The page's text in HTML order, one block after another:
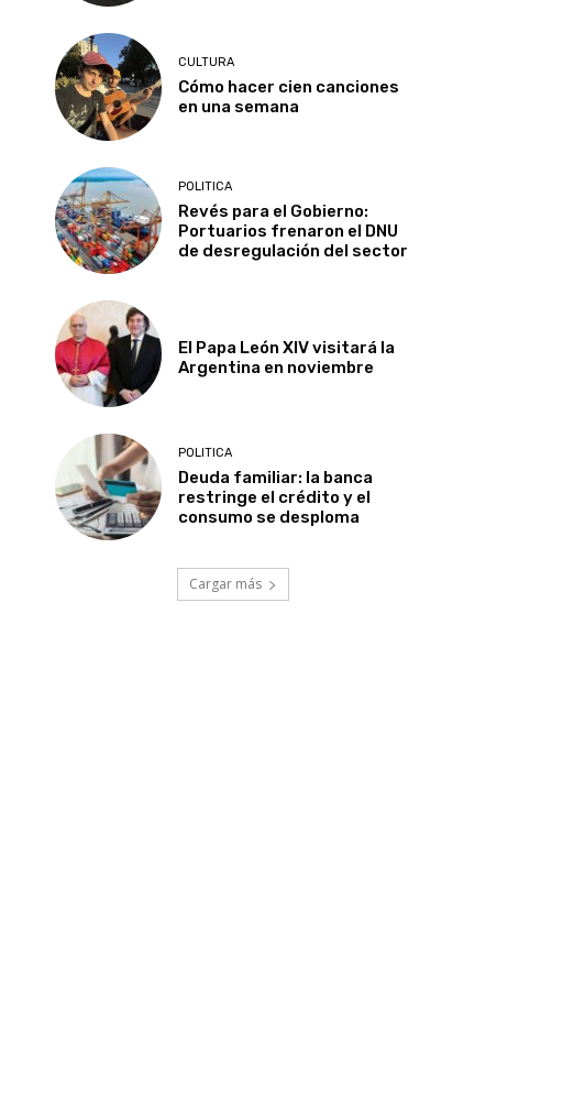
CULTURA
Cómo hacer cien canciones
en una semana
POLITICA
Revés para el Gobierno:
Portuarios frenaron el DNU
de desregulación del sector
El Papa León XIV visitará la
Argentina en noviembre
POLITICA
Deuda familiar: la banca
restringe el crédito y el
consumo se desploma
Cargar más